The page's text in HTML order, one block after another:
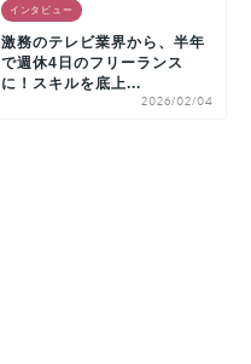
インタビュー
激務のテレビ業界から、半年
で週休4日のフリーランス
に！スキルを底上...
2026/02/04